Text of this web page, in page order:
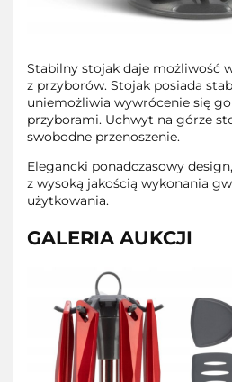
Stabilny stojak daje możliwość
z przyborów. Stojak posiada
uniemożliwia wywrócenie się
przyborami. Uchwyt na górze
swobodne przenoszenie.
Elegancki ponadczasowy
z wysoką jakością wykonania
użytkowania.
GALERIA AUKCJI